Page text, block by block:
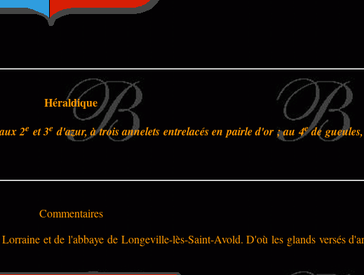
Héraldique
2e et 3e d'azur, à trois annelets entrelacés en pairle d'or ; au 4ede
Commentaires
et de l'abbaye de Longeville-lès-Saint-Avold. D'où les glands versés